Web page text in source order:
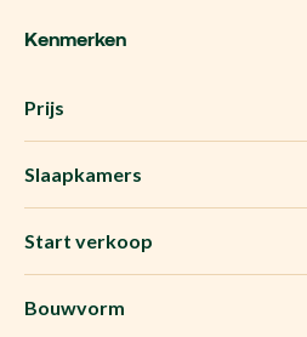
Kenmerken
Prijs
Slaapkamers
Start verkoop
Bouwvorm